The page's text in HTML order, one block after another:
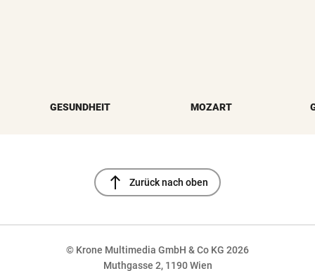
GESUNDHEIT MOZART
north Zurück nach oben
© Krone Multimedia GmbH & Co KG 2026
Muthgasse 2, 1190 Wien